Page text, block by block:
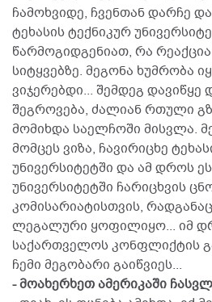
ჩამოხვიდე, ჩვენთან დარჩე
ტეხასის ტექნიკურ
წარმოგიდგენიათ, რა
სიტყვებზე. მეგონა ხუმრობა
ვიჯერებდი... შემდეგ დავიწყე
შეგროვება, ძალიან რთული
მომიხდა საელჩოში მისვლა.
მომცეს ვიზა, ჩავირიცხე
უნივერსიტეტში და ამ დროს
უნივერსიტეტში ჩარიცხვის
კომისარიატისთვის,
ლეგალური ყოფილიყო... იმ
საქართველოს კონფლიქტის
ჩემი მეგობარი გაიწვიეს...
- მოახერხეთ ამერიკაში